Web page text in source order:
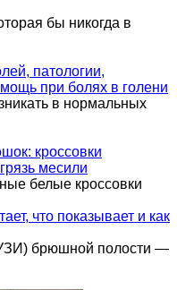
бы никогда в
патологии,
при болях в голени
в нормальных
кроссовки
месили
белые кроссовки
что показывает и как
брюшной полости —